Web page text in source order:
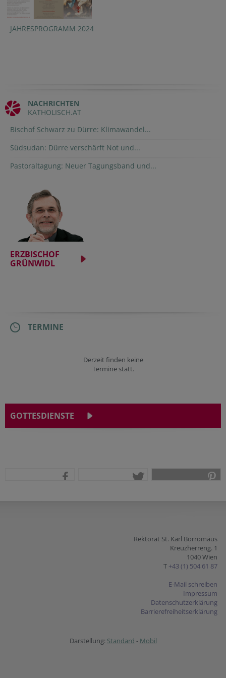
JAHRESPROGRAMM 2024
NACHRICHTEN
KATHOLISCH.AT
Bischof Schwarz zu Dürre: Klimawandel...
Südsudan: Dürre verschärft Not und...
Pastoraltagung: Neuer Tagungsband und...
ERZBISCHOF
GRÜNWIDL
TERMINE
Derzeit finden keine
Termine statt.
GOTTESDIENSTE
Rektorat St. Karl Borromäus
Kreuzherreng. 1
1040 Wien
T +43 (1) 504 61 87
E-Mail schreiben
Impressum
Datenschutzerklärung
Barrierefreiheitserklärung
Darstellung: Standard - Mobil